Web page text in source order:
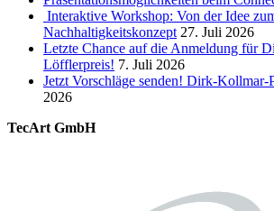
Interaktive Workshop: Von der Idee
Nachhaltigkeitskonzept 27. Juli 2026
Letzte Chance auf die Anmeldung für
Löfflerpreis! 7. Juli 2026
Jetzt Vorschläge senden! Dirk-Kollmar-
2026
TecArt GmbH